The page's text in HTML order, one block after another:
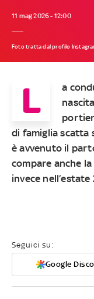
11 mag 2026 - 12:00
Foto tratta dal profilo
L
a
di famiglia scatta
è avvenuto il
compare anche
invece nell’estate
Seguici su:
Google